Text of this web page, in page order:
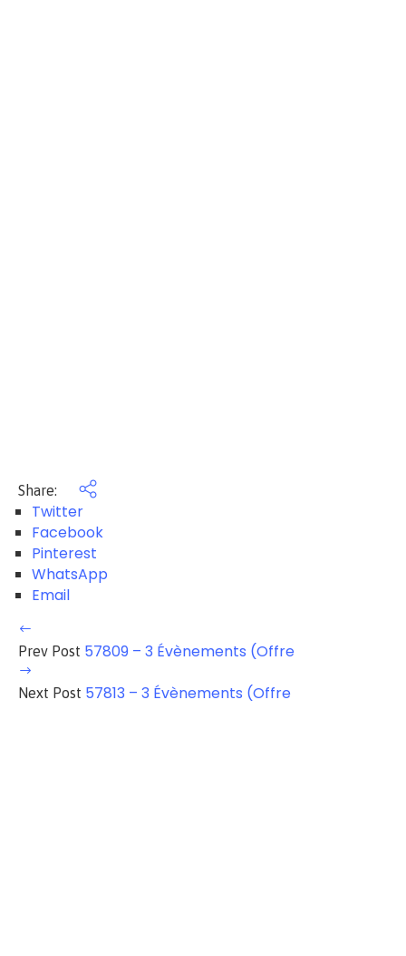
Share:
Twitter
Facebook
Pinterest
WhatsApp
Email
Prev Post 57809 – 3 Évènements (Offre
Next Post 57813 – 3 Évènements (Offre